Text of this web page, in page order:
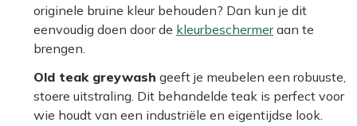
originele bruine kleur behouden? Dan kun je dit
eenvoudig doen door de kleurbeschermeraan te
brengen.
Old teak greywash geeft je meubelen een robuuste,
stoere uitstraling. Dit behandelde teak is perfect voor
wie houdt van een industriële en eigentijdse look.